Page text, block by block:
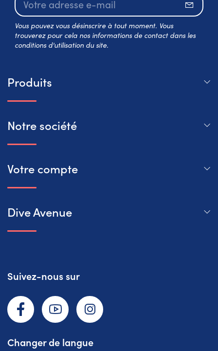
Vous pouvez vous désinscrire à tout moment. Vous
trouverez pour cela nos informations de contact dans les
conditions d'utilisation du site.
Produits
Notre société
Votre compte
Dive Avenue
Suivez-nous sur
Changer de langue